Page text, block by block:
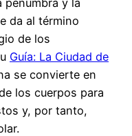
da al término
de los
Guía: La Ciudad de
se convierte en
los cuerpos para
y, por tanto,